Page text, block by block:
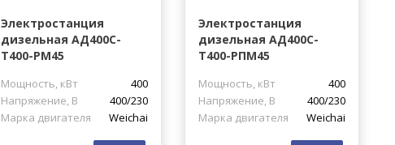
Электростанция
дизельная АД400С-
Т400-РМ45
Мощность, кВт
400
Напряжение, В
400/230
Марка двигателя
Weichai
Электростанция
дизельная АД400С-
Т400-РПМ45
Мощность, кВт
400
Напряжение, В
400/230
Марка двигателя
Weichai